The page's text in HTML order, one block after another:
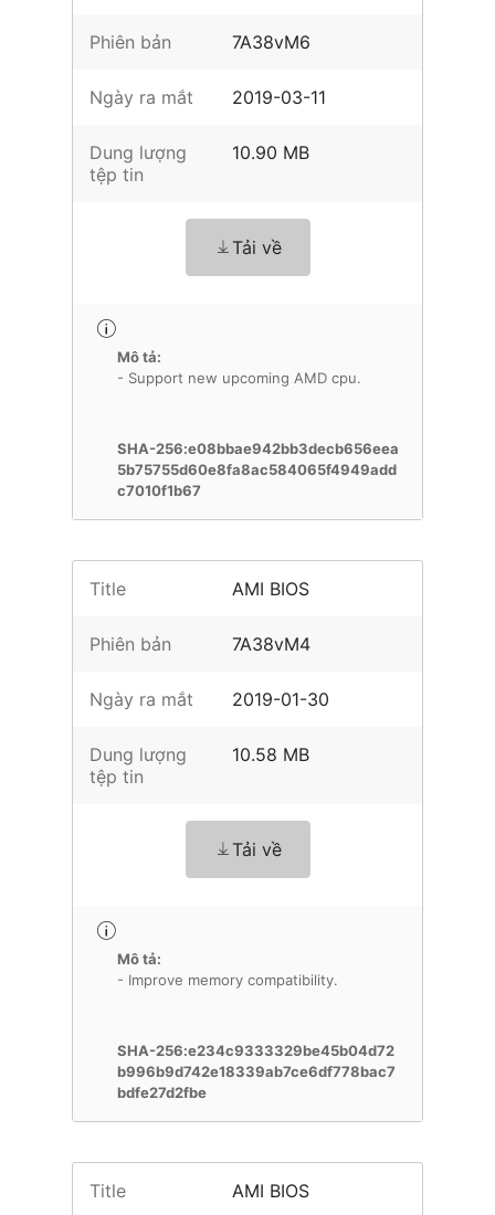
Phiên bản 7A38vM6
Ngày ra mắt 2019-03-11
Dung lượng
tệp tin
10.90 MB
Tải về
Mô tả:
- Support new upcoming AMD cpu.
SHA-256:e08bbae942bb3decb656eea
5b75755d60e8fa8ac584065f4949add
c7010f1b67
Title AMI BIOS
Phiên bản 7A38vM4
Ngày ra mắt 2019-01-30
Dung lượng
tệp tin
10.58 MB
Tải về
Mô tả:
- Improve memory compatibility.
SHA-256:e234c9333329be45b04d72
b996b9d742e18339ab7ce6df778bac7
bdfe27d2fbe
Title AMI BIOS